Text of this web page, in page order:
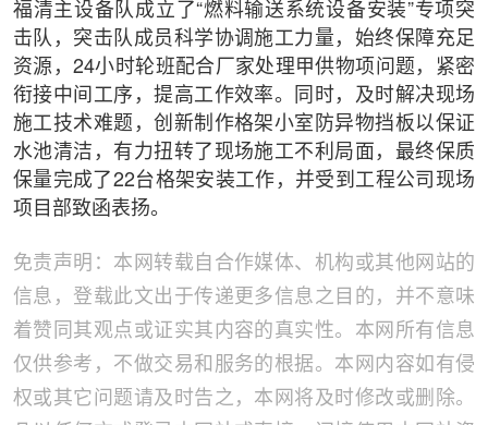
福清主设备队成立了“燃料输送系统设备安装”专项突
击队，突击队成员科学协调施工力量，始终保障充足
资源，24小时轮班配合厂家处理甲供物项问题，紧密
衔接中间工序，提高工作效率。同时，及时解决现场
施工技术难题，创新制作格架小室防异物挡板以保证
水池清洁，有力扭转了现场施工不利局面，最终保质
保量完成了22台格架安装工作，并受到工程公司现场
项目部致函表扬。
免责声明：本网转载自合作媒体、机构或其他网站的
信息，登载此文出于传递更多信息之目的，并不意味
着赞同其观点或证实其内容的真实性。本网所有信息
仅供参考，不做交易和服务的根据。本网内容如有侵
权或其它问题请及时告之，本网将及时修改或删除。